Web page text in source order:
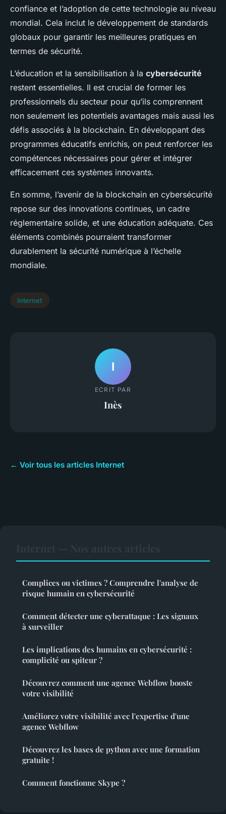
confiance et l’adoption de cette technologie au niveau
mondial. Cela inclut le développement de standards
globaux pour garantir les meilleures pratiques en
termes de sécurité.
L’éducation et la sensibilisation à la cybersécurité
restent essentielles. Il est crucial de former les
professionnels du secteur pour qu’ils comprennent
non seulement les potentiels avantages mais aussi les
défis associés à la blockchain. En développant des
programmes éducatifs enrichis, on peut renforcer les
compétences nécessaires pour gérer et intégrer
efficacement ces systèmes innovants.
En somme, l’avenir de la blockchain en cybersécurité
repose sur des innovations continues, un cadre
réglementaire solide, et une éducation adéquate. Ces
éléments combinés pourraient transformer
durablement la sécurité numérique à l’échelle
mondiale.
Internet
I
ECRIT PAR
Inès
← Voir tous les articles Internet
Complices ou victimes ? Comprendre l'analyse de
risque humain en cybersécurité
Comment détecter une cyberattaque : Les signaux
à surveiller
Les implications des humains en cybersécurité :
complicité ou spiteur ?
Découvrez comment une agence Webflow booste
votre visibilité
Améliorez votre visibilité avec l'expertise d'une
agence Webflow
Découvrez les bases de python avec une formation
gratuite !
Comment fonctionne Skype ?